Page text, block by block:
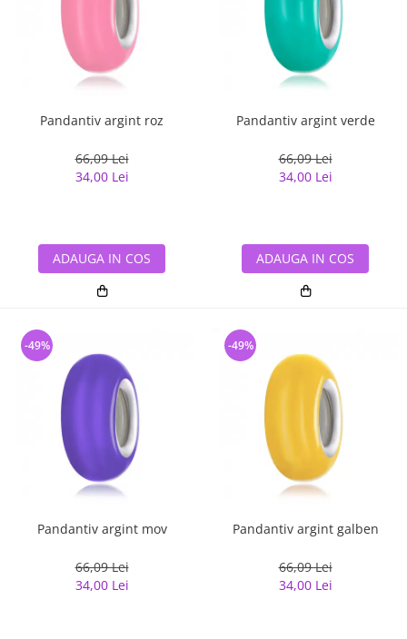
Pandantiv argint roz
66,09 Lei
34,00 Lei
ADAUGA IN COS
Pandantiv argint verde
66,09 Lei
34,00 Lei
ADAUGA IN COS
Pandantiv argint mov
66,09 Lei
34,00 Lei
-49%
Pandantiv argint galben
66,09 Lei
34,00 Lei
-49%